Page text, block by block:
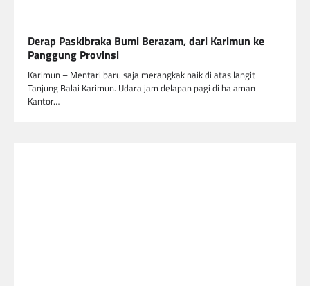
Derap Paskibraka Bumi Berazam, dari Karimun ke
Panggung Provinsi
Karimun – Mentari baru saja merangkak naik di atas langit
Tanjung Balai Karimun. Udara jam delapan pagi di halaman
Kantor…